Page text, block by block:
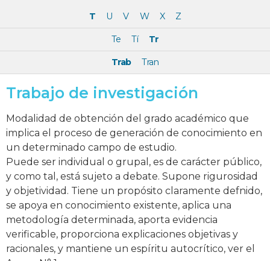
T U V W X Z
Te Tí Tr
Trab Tran
Trabajo de investigación
Modalidad de obtención del grado académico que
implica el proceso de generación de conocimiento en
un determinado campo de estudio.
Puede ser individual o grupal, es de carácter público,
y como tal, está sujeto a debate. Supone rigurosidad
y objetividad. Tiene un propósito claramente defnido,
se apoya en conocimiento existente, aplica una
metodología determinada, aporta evidencia
verificable, proporciona explicaciones objetivas y
racionales, y mantiene un espíritu autocrítico, ver el